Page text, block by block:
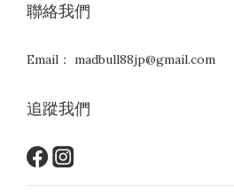
聯絡我們
Email： madbull88jp@gmail.com
追蹤我們